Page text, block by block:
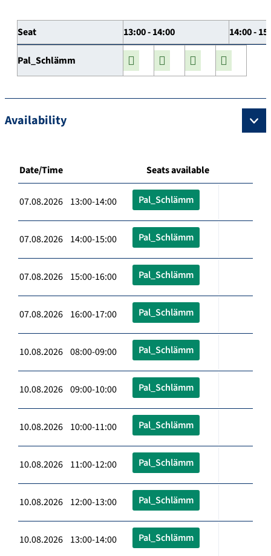
Seat 13:00 - 14:00 14:00 -
Pal_Schlämm
Availability
Date/Time Seats available
07.08.2026 13:00-14:00 Pal_Schlämm
07.08.2026 14:00-15:00 Pal_Schlämm
07.08.2026 15:00-16:00 Pal_Schlämm
07.08.2026 16:00-17:00 Pal_Schlämm
10.08.2026 08:00-09:00 Pal_Schlämm
10.08.2026 09:00-10:00 Pal_Schlämm
10.08.2026 10:00-11:00 Pal_Schlämm
10.08.2026 11:00-12:00 Pal_Schlämm
10.08.2026 12:00-13:00 Pal_Schlämm
10.08.2026 13:00-14:00 Pal_Schlämm